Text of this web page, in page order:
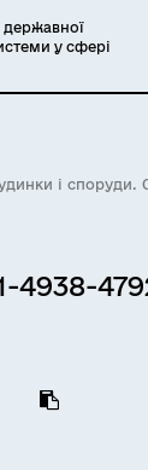
державної
у сфері
і споруди.
4938-